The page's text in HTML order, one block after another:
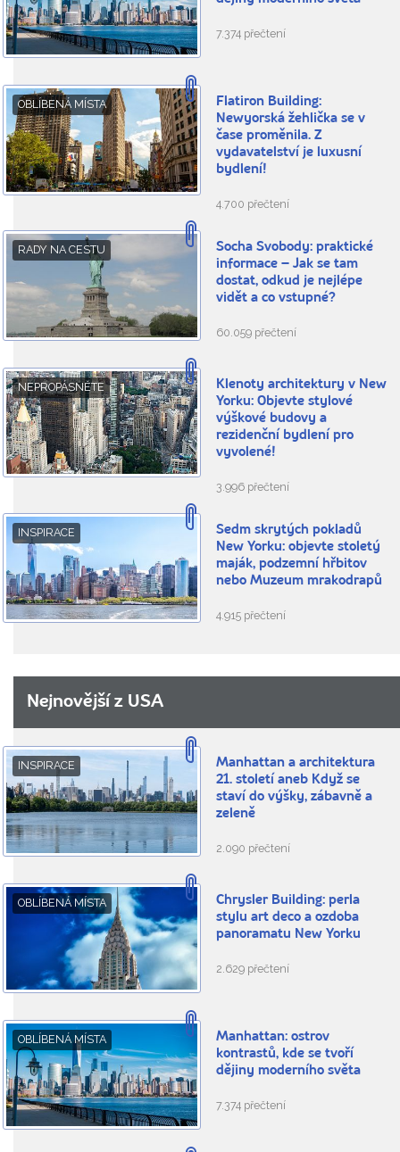
7.374 přečtení
OBLÍBENÁ MÍSTA
Flatiron Building:
Newyorská žehlička se v
čase proměnila. Z
vydavatelství je luxusní
bydlení!
4.700 přečtení
RADY NA CESTU
Socha Svobody: praktické
informace – Jak se tam
dostat, odkud je nejlépe
vidět a co vstupné?
60.059 přečtení
NEPROPÁSNĚTE
Klenoty architektury v New
Yorku: Objevte stylové
výškové budovy a
rezidenční bydlení pro
vyvolené!
3.996 přečtení
INSPIRACE
Sedm skrytých pokladů
New Yorku: objevte stoletý
maják, podzemní hřbitov
nebo Muzeum mrakodrapů
4.915 přečtení
Nejnovější z USA
INSPIRACE
Manhattan a architektura
21. století aneb Když se
staví do výšky, zábavně a
zeleně
2.090 přečtení
OBLÍBENÁ MÍSTA
Chrysler Building: perla
stylu art deco a ozdoba
panoramatu New Yorku
2.629 přečtení
OBLÍBENÁ MÍSTA
Manhattan: ostrov
kontrastů, kde se tvoří
dějiny moderního světa
7.374 přečtení